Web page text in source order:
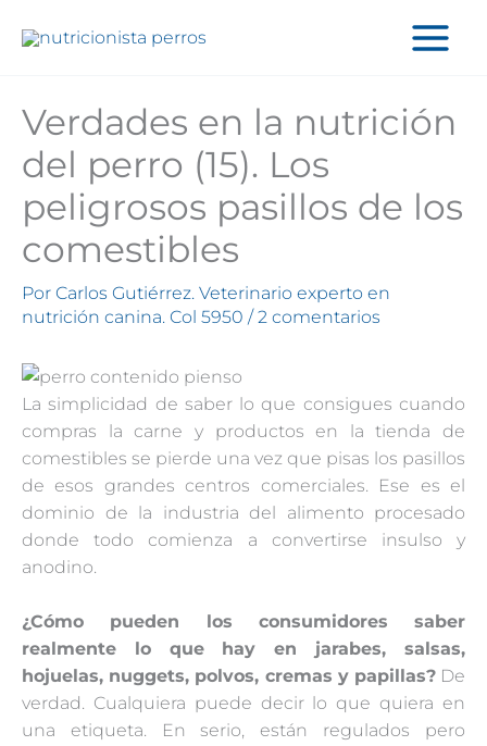
Verdades en la nutrición
del perro (15). Los
peligrosos pasillos de los
comestibles
Por Carlos Gutiérrez. Veterinario experto en
nutrición canina. Col 5950 / 2 comentarios
La simplicidad de saber lo que consigues cuando
compras la carne y productos en la tienda de
comestibles se pierde una vez que pisas los pasillos
de esos grandes centros comerciales. Ese es el
dominio de la industria del alimento procesado
donde todo comienza a convertirse insulso y
anodino.
¿Cómo pueden los consumidores saber
realmente lo que hay en jarabes, salsas,
hojuelas, nuggets, polvos, cremas y papillas?De
verdad. Cualquiera puede decir lo que quiera en
una etiqueta. En serio, están regulados pero